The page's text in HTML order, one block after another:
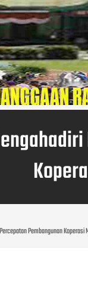
Pembangunan Koperasi